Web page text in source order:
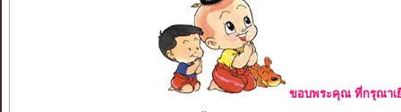
ขอบพระคุณ ที่กรุณาเ